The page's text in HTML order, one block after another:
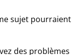
sujet pourraient
des problèmes